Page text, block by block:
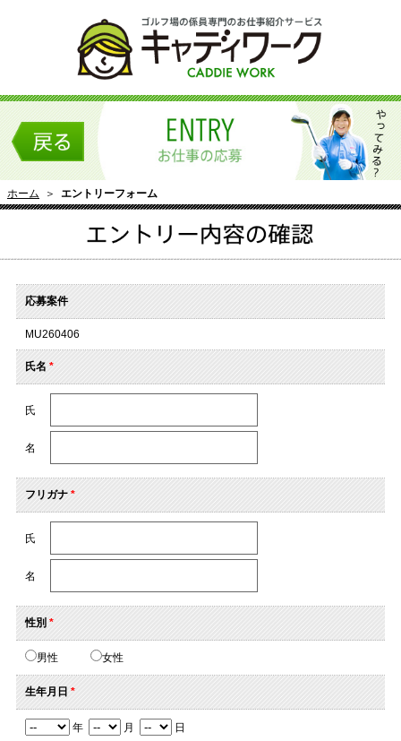
ホーム ＞ エントリーフォーム
応募案件
MU260406
氏名 *
氏
名
フリガナ*
氏
名
性別 *
男性 女性
生年月日 *
年 月 日